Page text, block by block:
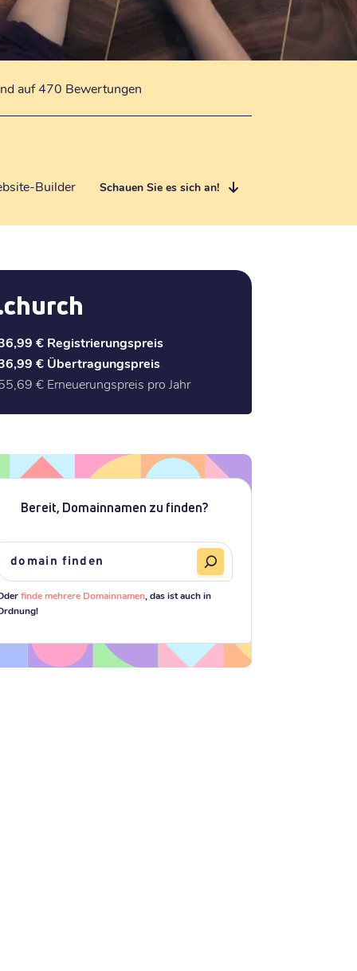
auf 470 Bewertungen
Builder Schauen Sie es sich an!
€ Registrierungspreis
€ Übertragungspreis
€ Erneuerungspreis pro Jahr
Bereit, Domainnamen zu finden?
finde mehrere Domainnamen, das ist auch in